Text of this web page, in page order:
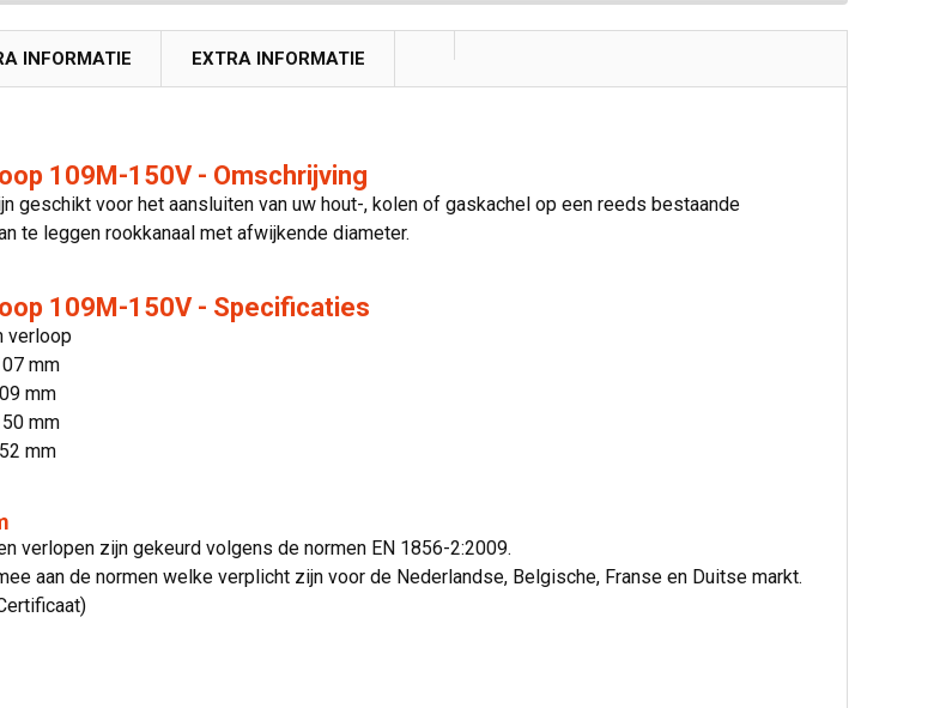
INFORMATIE EXTRA INFORMATIE
109M-150V - Omschrijving
geschikt voor het aansluiten van uw hout-, kolen of gaskachel op een reeds bestaande
te leggen rookkanaal met afwijkende diameter.
109M-150V - Specificaties
verloop
mm
mm
mm
mm
verlopen zijn gekeurd volgens de normen EN 1856-2:2009.
aan de normen welke verplicht zijn voor de Nederlandse, Belgische, Franse en Duitse markt.